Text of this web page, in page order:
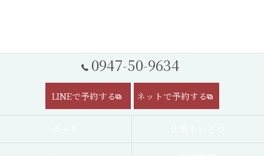
0947-50-9634
LINEで予約する ネットで予約する